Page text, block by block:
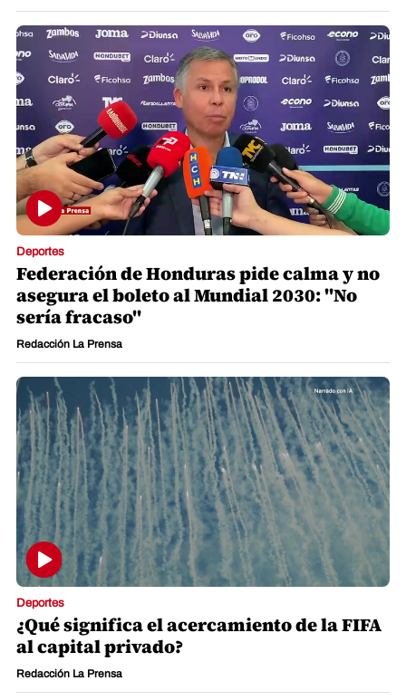
Deportes
Federación de Honduras pide calma y no
asegura el boleto al Mundial 2030: "No
sería fracaso"
Redacción La Prensa
Deportes
¿Qué significa el acercamiento de la FIFA
al capital privado?
Redacción La Prensa